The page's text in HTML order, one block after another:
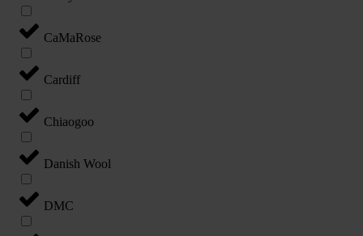
CaMaRose
Cardiff
Chiaogoo
Danish Wool
DMC